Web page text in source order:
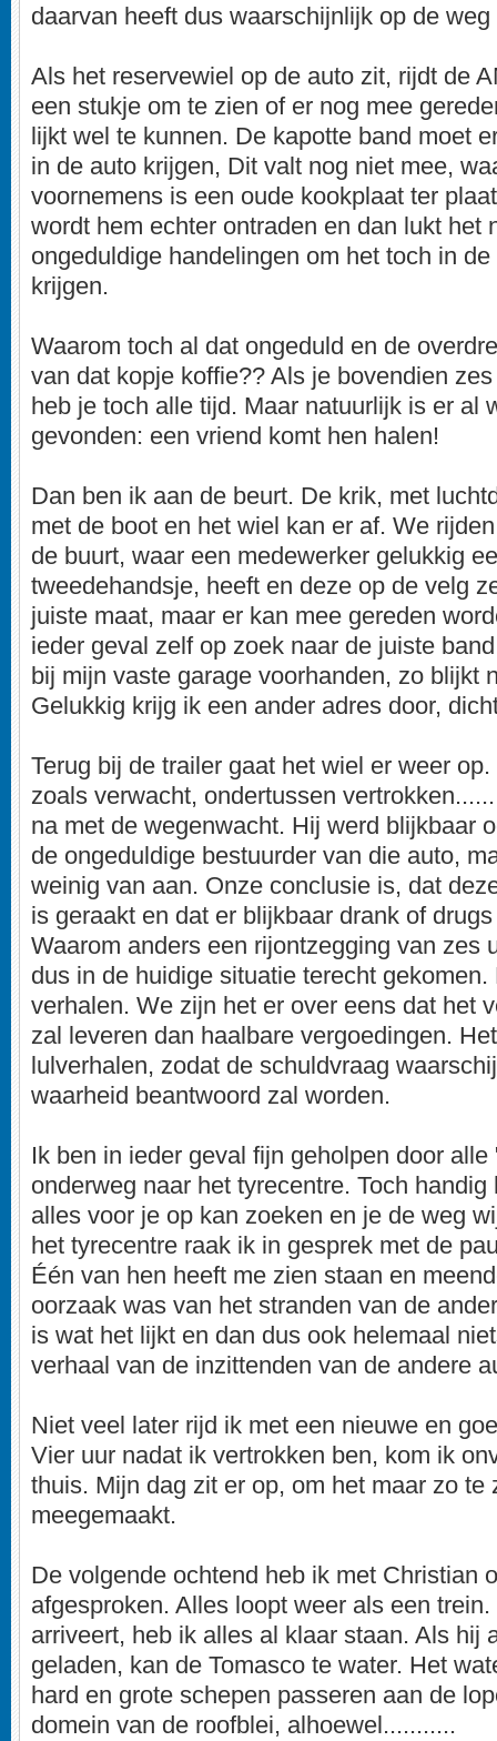
daarvan heeft dus waarschijnlijk op de
Als het reservewiel op de auto zit, rijdt de
een stukje om te zien of er nog mee
lijkt wel te kunnen. De kapotte band moet
in de auto krijgen, Dit valt nog niet mee,
voornemens is een oude kookplaat ter
wordt hem echter ontraden en dan lukt het
ongeduldige handelingen om het toch in
krijgen.
Waarom toch al dat ongeduld en de
van dat kopje koffie?? Als je bovendien
heb je toch alle tijd. Maar natuurlijk is er al
gevonden: een vriend komt hen halen!
Dan ben ik aan de beurt. De krik, met
met de boot en het wiel kan er af. We
de buurt, waar een medewerker gelukkig
tweedehandsje, heeft en deze op de velg
juiste maat, maar er kan mee gereden
ieder geval zelf op zoek naar de juiste
bij mijn vaste garage voorhanden, zo blijkt
Gelukkig krijg ik een ander adres door,
Terug bij de trailer gaat het wiel er weer
zoals verwacht, ondertussen
na met de wegenwacht. Hij werd blijkbaar
de ongeduldige bestuurder van die auto,
weinig van aan. Onze conclusie is, dat
is geraakt en dat er blijkbaar drank of
Waarom anders een rijontzegging van zes
dus in de huidige situatie terecht
verhalen. We zijn het er over eens dat het
zal leveren dan haalbare vergoedingen.
lulverhalen, zodat de schuldvraag
waarheid beantwoord zal worden.
Ik ben in ieder geval fijn geholpen door
onderweg naar het tyrecentre. Toch
alles voor je op kan zoeken en je de weg
het tyrecentre raak ik in gesprek met de
Één van hen heeft me zien staan en
oorzaak was van het stranden van de
is wat het lijkt en dan dus ook helemaal
verhaal van de inzittenden van de andere
Niet veel later rijd ik met een nieuwe en
Vier uur nadat ik vertrokken ben, kom ik
thuis. Mijn dag zit er op, om het maar zo te
meegemaakt.
De volgende ochtend heb ik met Christian
afgesproken. Alles loopt weer als een
arriveert, heb ik alles al klaar staan. Als hij
geladen, kan de Tomasco te water. Het
hard en grote schepen passeren aan de
domein van de roofblei, alhoewel...........